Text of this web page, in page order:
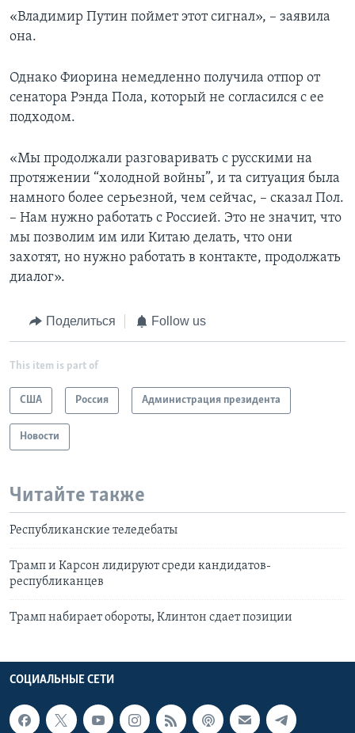
«Владимир Путин поймет этот сигнал», – заявила
она.
Однако Фиорина немедленно получила отпор от
сенатора Рэнда Пола, который не согласился с ее
подходом.
«Мы продолжали разговаривать с русскими на
протяжении “холодной войны”, и та ситуация была
намного более серьезной, чем сейчас, – сказал Пол.
– Нам нужно работать с Россией. Это не значит, что
мы позволим им или Китаю делать, что они
захотят, но нужно работать в контакте, продолжать
диалог».
Поделиться Follow us
This item is part of
США Россия Администрация президента
Новости
Читайте также
Республиканские теледебаты
Трамп и Карсон лидируют среди кандидатов-
республиканцев
Трамп набирает обороты, Клинтон сдает позиции
СОЦИАЛЬНЫЕ СЕТИ